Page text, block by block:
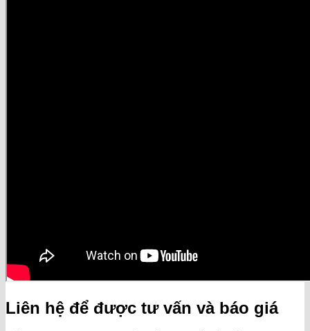
Liên hệ để được tư vấn và báo giá